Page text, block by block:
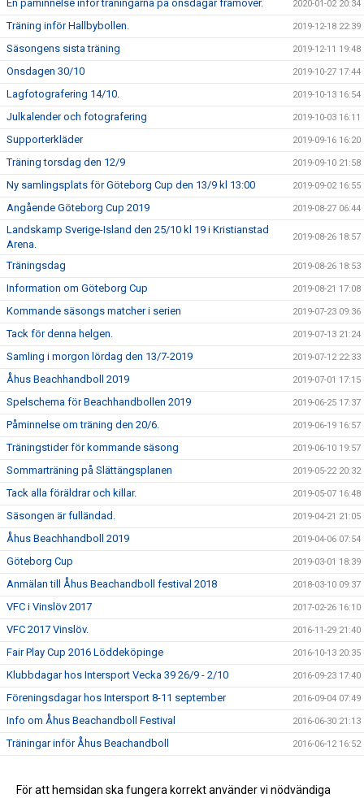
En påminnelse inför träningarna på onsdagar framöver. 2020-01-02 20:34
Träning inför Hallbybollen. 2019-12-18 22:39
Säsongens sista träning 2019-12-11 19:48
Onsdagen 30/10 2019-10-27 17:44
Lagfotografering 14/10. 2019-10-13 16:54
Julkalender och fotografering 2019-10-03 16:11
Supporterkläder 2019-09-16 16:20
Träning torsdag den 12/9 2019-09-10 21:58
Ny samlingsplats för Göteborg Cup den 13/9 kl 13:00 2019-09-02 16:55
Angående Göteborg Cup 2019 2019-08-27 06:44
Landskamp Sverige-Island den 25/10 kl 19 i Kristianstad
Arena.
2019-08-26 18:57
Träningsdag 2019-08-26 18:53
Information om Göteborg Cup 2019-08-21 17:08
Kommande säsongs matcher i serien 2019-07-23 09:36
Tack för denna helgen. 2019-07-13 21:24
Samling i morgon lördag den 13/7-2019 2019-07-12 22:33
Åhus Beachhandboll 2019 2019-07-01 17:15
Spelschema för Beachhandbollen 2019 2019-06-25 17:37
Påminnelse om träning den 20/6. 2019-06-19 16:57
Träningstider för kommande säsong 2019-06-10 19:57
Sommarträning på Slättängsplanen 2019-05-22 20:32
Tack alla föräldrar och killar. 2019-05-07 16:48
Säsongen är fulländad. 2019-04-21 21:05
Åhus Beachhandboll 2019 2019-04-06 07:54
Göteborg Cup 2019-03-01 18:39
Anmälan till Åhus Beachandboll festival 2018 2018-03-10 09:37
VFC i Vinslöv 2017 2017-02-26 16:10
VFC 2017 Vinslöv. 2016-11-29 21:40
Fair Play Cup 2016 Löddeköpinge 2016-10-13 20:35
Klubbdagar hos Intersport Vecka 39 26/9 - 2/10 2016-09-23 17:40
Föreningsdagar hos Intersport 8-11 september 2016-09-04 07:49
Info om Åhus Beachandboll Festival 2016-06-30 21:13
Träningar inför Åhus Beachandboll 2016-06-12 16:52
Nu startar vi handbollskolan 2015-09-29 21:35
För att hemsidan ska fungera korrekt använder vi nödvändiga